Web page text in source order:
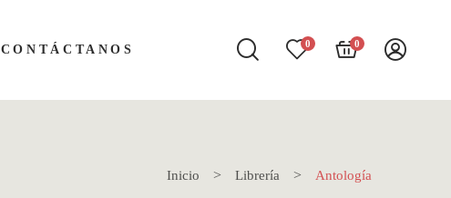
CONTÁCTANOS 0 0
Inicio Librería Antología